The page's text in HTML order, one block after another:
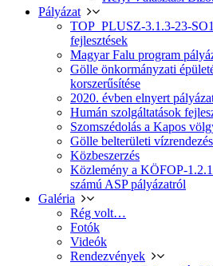
Pályázat
TOP_PLUSZ-3.1.3-23-
fejlesztések
Magyar Falu program
Gölle önkormányzati
korszerűsítése
2020. évben elnyert
Humán szolgáltatások
Szomszédolás a Kapos
Gölle belterületi vízrendezés
Közbeszerzés
Közlemény a KÖFOP-
számú ASP pályázatról
Galéria
Rég volt…
Fotók
Videók
Rendezvények